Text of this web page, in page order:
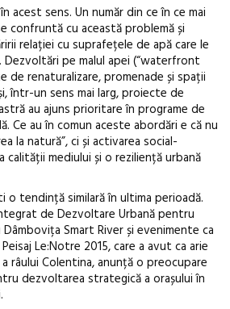
acest sens. Un număr din ce în ce mai
confruntă cu această problemă și
relației cu suprafețele de apă care le
Dezvoltări pe malul apei (“waterfront
de renaturalizare, promenade și spații
într-un sens mai larg, proiecte de
au ajuns prioritare în programe de
Ce au în comun aceste abordări e că nu
la natură”, ci și activarea social-
calității mediului și o reziliență urbană
o tendință similară în ultima perioadă.
de Dezvoltare Urbană pentru
Dâmbovița Smart River și evenimente ca
Le:Notre 2015, care a avut ca arie
râului Colentina, anunță o preocupare
dezvoltarea strategică a orașului în